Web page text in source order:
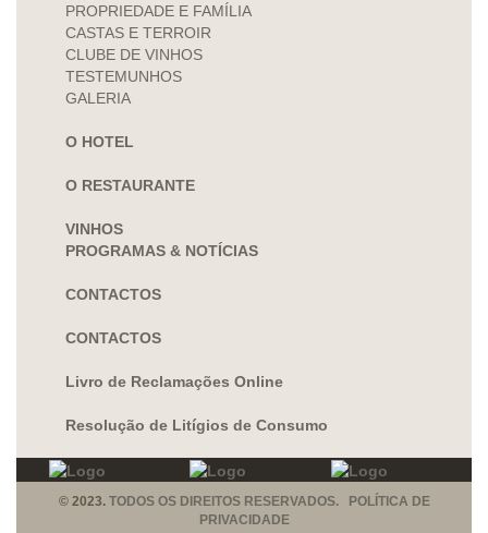
PROPRIEDADE E FAMÍLIA
CASTAS E TERROIR
CLUBE DE VINHOS
TESTEMUNHOS
GALERIA
O HOTEL
O RESTAURANTE
VINHOS
PROGRAMAS & NOTÍCIAS
CONTACTOS
CONTACTOS
Livro de Reclamações Online
Resolução de Litígios de Consumo
© 2023. TODOS OS DIREITOS RESERVADOS. POLÍTICA DE
PRIVACIDADE